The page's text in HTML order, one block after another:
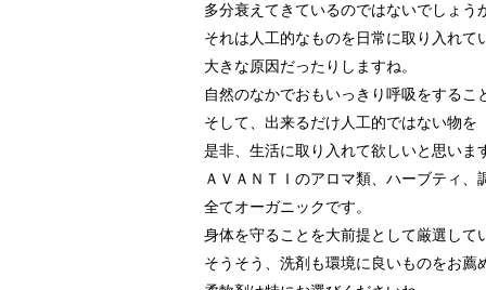
多分衰えてきているのではないでしょう
それは人工的なものを日常に取り入れて
大きな原因だったりしますね。
自然のなかでおもいっきり呼吸をするこ
そして、出来るだけ人工的ではない物を
是非、生活に取り入れて欲しいと思いま
ＡＶＡＮＴＩのアロマ類、ハーブティ、
全てオーガニックです。
身体を守ることを大前提として厳選して
そうそう、洗剤も環境に良いものをお薦